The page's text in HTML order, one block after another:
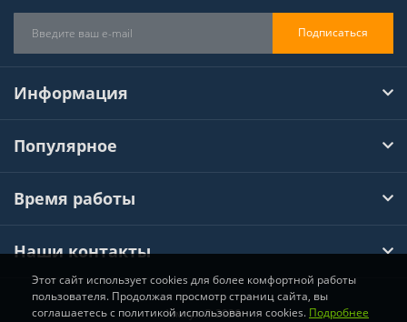
Подписаться
Информация
Популярное
Время работы
Наши контакты
Хімтул © 2026
Этот сайт использует cookies для более комфортной работы
пользователя. Продолжая просмотр страниц сайта, вы
соглашаетесь с политикой использования cookies. Подробнее